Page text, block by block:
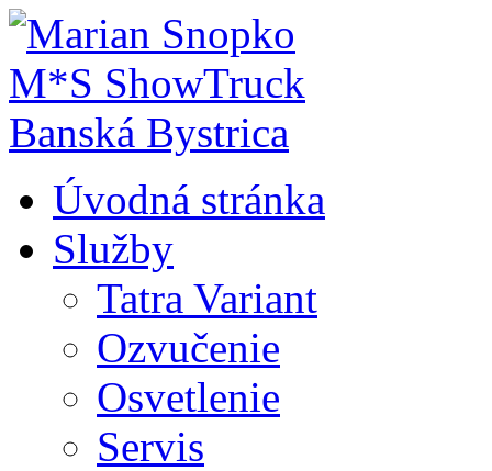
Úvodná stránka
Služby
Tatra Variant
Ozvučenie
Osvetlenie
Servis